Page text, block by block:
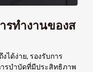
รทำงานของส
ได้ง่าย, รองรับการ
รบำบัดที่มีประสิทธิภาพ